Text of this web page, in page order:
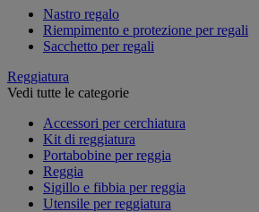
Nastro regalo
Riempimento e protezione per regali
Sacchetto per regali
Reggiatura
Vedi tutte le categorie
Accessori per cerchiatura
Kit di reggiatura
Portabobine per reggia
Reggia
Sigillo e fibbia per reggia
Utensile per reggiatura